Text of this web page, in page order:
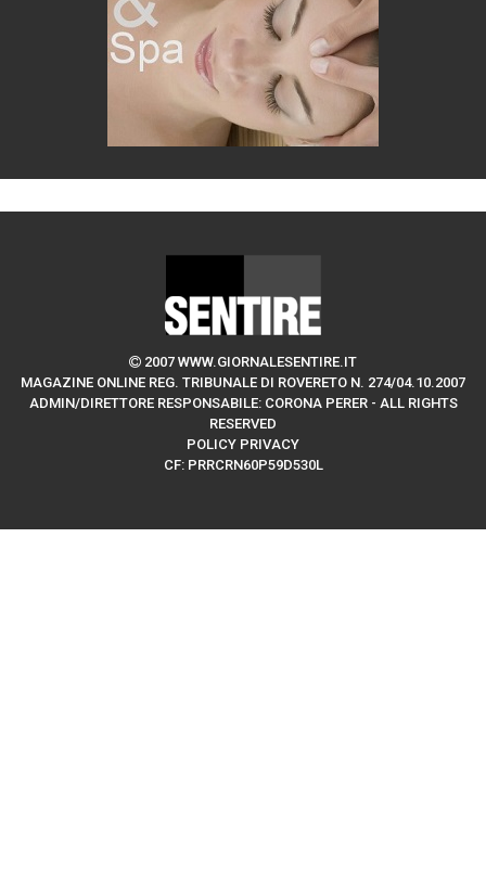
2007 WWW.GIORNALESENTIRE.IT
MAGAZINE ONLINE REG. TRIBUNALE DI ROVERETO N. 274/04.10.2007
ADMIN/DIRETTORE RESPONSABILE: CORONA PERER - ALL RIGHTS
RESERVED
POLICY PRIVACY
CF: PRRCRN60P59D530L